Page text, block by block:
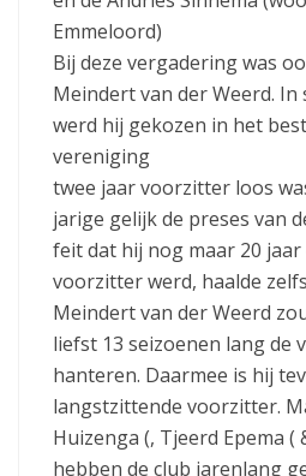
Emmeloord)
Bij deze vergadering was
Meindert van der Weerd. In
werd hij gekozen in het
vereniging
twee jaar voorzitter loos
jarige gelijk de preses van
feit dat hij nog maar 20 jaar
voorzitter werd, haalde
Meindert van der Weerd
liefst 13 seizoenen lang de
hanteren. Daarmee is hij
langstzittende voorzitter.
Huizenga (, Tjeerd Epema (
hebben de club jarenlang